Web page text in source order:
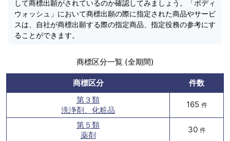
して商標出願がされているのか確認してみましょう。「ボディ
ウォッシュ」において商標出願の際に指定された商品やサービ
スは、自社が商標出願する際の指定商品、指定役務の参考にす
ることができます。
商標区分一覧 (全期間)
商標区分
件数
第３類
洗浄剤、化粧品
165 件
第５類
薬剤
30 件